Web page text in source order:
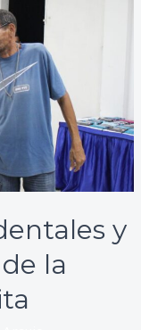
y
la